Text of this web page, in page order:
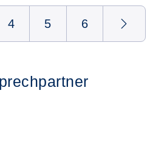
4 5 6